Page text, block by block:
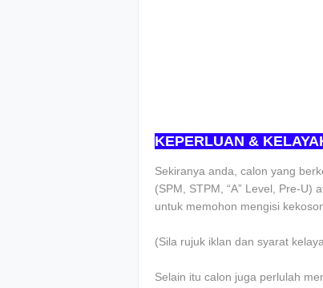
KEPERLUAN &
Sekiranya anda, calon yang
(SPM, STPM, “A” Level, Pre-U)
untuk memohon mengisi
(Sila rujuk iklan dan syarat
Selain itu calon juga perlulah